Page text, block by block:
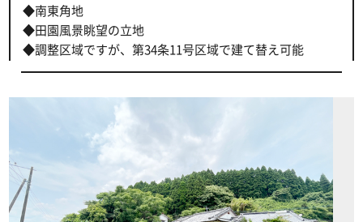
◆南東角地
◆田園風景眺望の立地
◆調整区域ですが、第34条11号区域で建て替え可能